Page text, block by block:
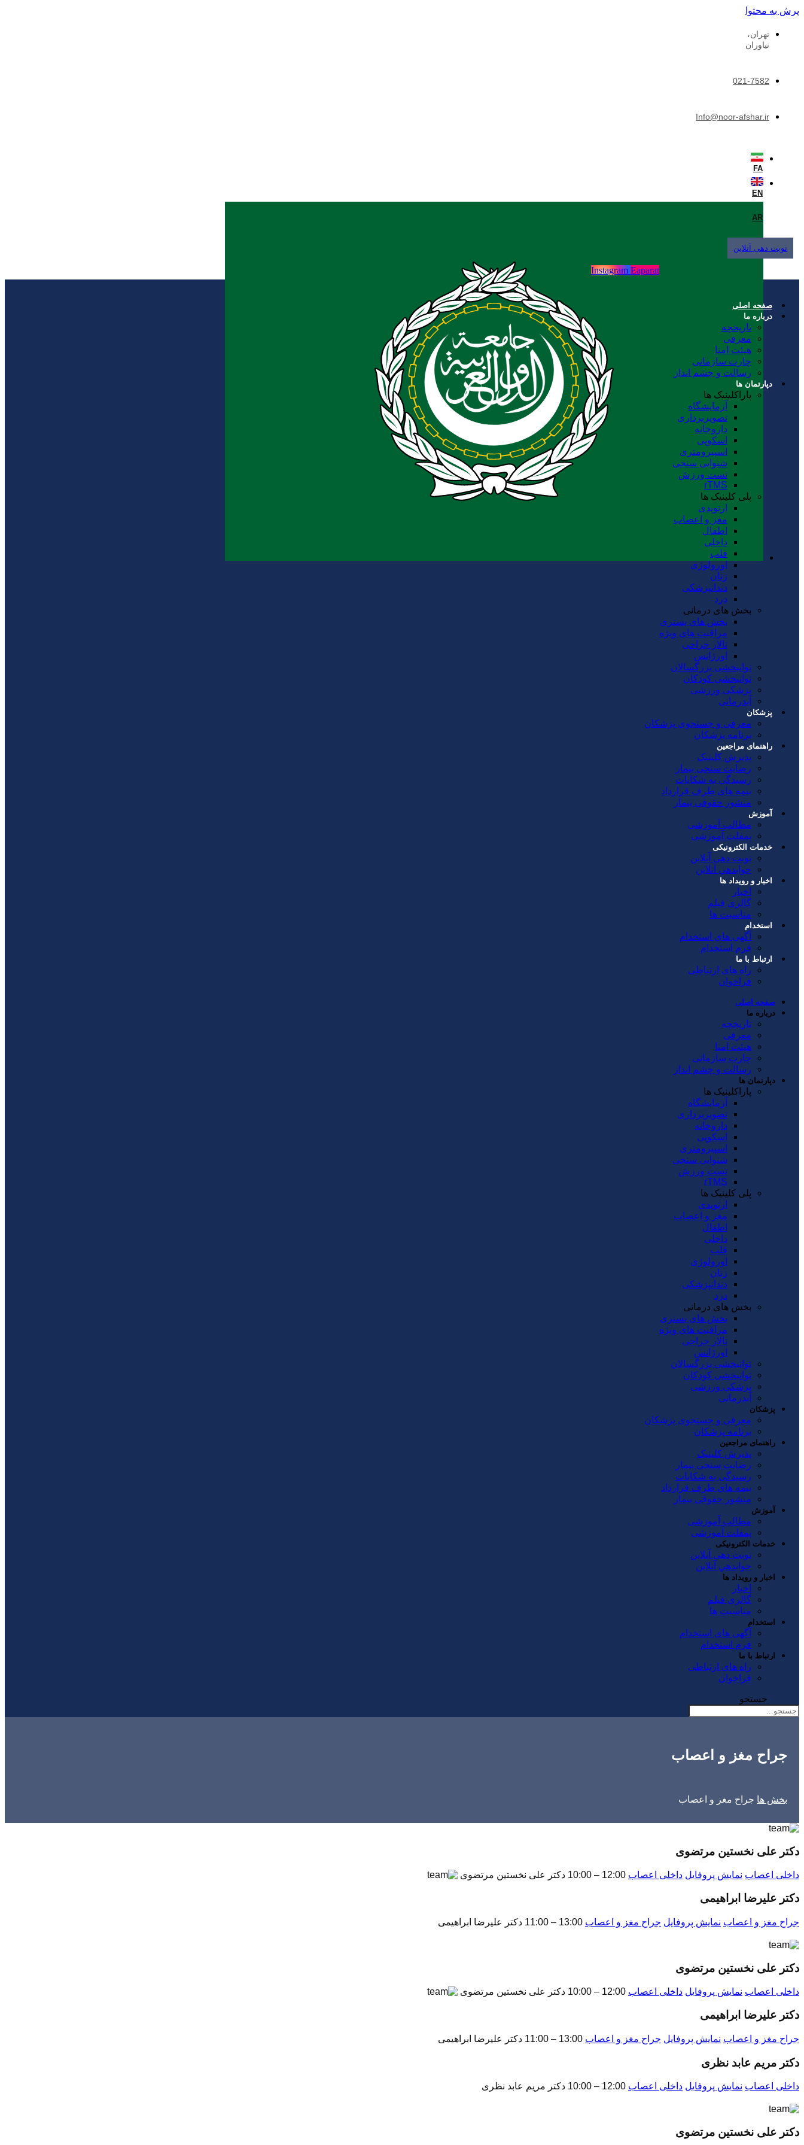
پرش به محتوا
تهران،
نیاوران
021-7582
Info@noor-afshar.ir
FA
EN
AR
نوبت دهی آنلاین
Instagram Eaparat
صفحه اصلی
درباره ما
تاریخچه
معرفی
هیئت امنا
چارت سازمانی
رسالت و چشم انداز
دپارتمان ها
پاراکلینیک ها
آزمایشگاه
تصویربرداری
داروخانه
اسکوپی
اسپیرومتری
شنوایی سنجی
تست ورزش
rTMS
پلی کلینیک ها
ارتوپدی
مغز و اعصاب
اطفال
داخلی
قلب
اورولوژی
زنان
دندانپزشکی
درد
بخش های درمانی
بخش های بستری
مراقبت های ویژه
تالار جراحی
اورژانس
توانبخشی بزرگسالان
توانبخشی کودکان
پزشکی ورزشی
آبدرمانی
پزشکان
معرفی و جستجوی پزشکان
برنامه پزشکان
راهنمای مراجعین
پذیرش کلینیک
رضایت سنجی بیمار
رسیدگی به شکایات
بیمه های طرف قرارداد
منشور حقوقی بیمار
آموزش
مطالب آموزشی
پمفلت آموزشی
خدمات الکترونیکی
نوبت دهی آنلاین
جوابدهي آنلاين
اخبار و رویداد ها
اخبار
گالری فیلم
مناسبت ها
استخدام
آگهی های استخدام
فرم استخدام
ارتباط با ما
راه های ارتباطی
فراخوان
صفحه اصلی
درباره ما
تاریخچه
معرفی
هیئت امنا
چارت سازمانی
رسالت و چشم انداز
دپارتمان ها
پاراکلینیک ها
آزمایشگاه
تصویربرداری
داروخانه
اسکوپی
اسپیرومتری
شنوایی سنجی
تست ورزش
rTMS
پلی کلینیک ها
ارتوپدی
مغز و اعصاب
اطفال
داخلی
قلب
اورولوژی
زنان
دندانپزشکی
درد
بخش های درمانی
بخش های بستری
مراقبت های ویژه
تالار جراحی
اورژانس
توانبخشی بزرگسالان
توانبخشی کودکان
پزشکی ورزشی
آبدرمانی
پزشکان
معرفی و جستجوی پزشکان
برنامه پزشکان
راهنمای مراجعین
پذیرش کلینیک
رضایت سنجی بیمار
رسیدگی به شکایات
بیمه های طرف قرارداد
منشور حقوقی بیمار
آموزش
مطالب آموزشی
پمفلت آموزشی
خدمات الکترونیکی
نوبت دهی آنلاین
جوابدهي آنلاين
اخبار و رویداد ها
اخبار
گالری فیلم
مناسبت ها
استخدام
آگهی های استخدام
فرم استخدام
ارتباط با ما
راه های ارتباطی
فراخوان
جستجو
جراح مغز و اعصاب
بخش ها جراح مغز و اعصاب
دکتر علی نخستين مرتضوی
داخلی اعصاب نمایش پروفایل داخلی اعصاب
دکتر علیرضا ابراهیمی
جراح مغز و اعصاب نمایش پروفایل جراح مغز و اعصاب
دکتر علی نخستين مرتضوی
داخلی اعصاب نمایش پروفایل داخلی اعصاب
دکتر علیرضا ابراهیمی
جراح مغز و اعصاب نمایش پروفایل جراح مغز و اعصاب
دکتر مريم عابد نظری
داخلی اعصاب نمایش پروفایل داخلی اعصاب
دکتر علی نخستين مرتضوی